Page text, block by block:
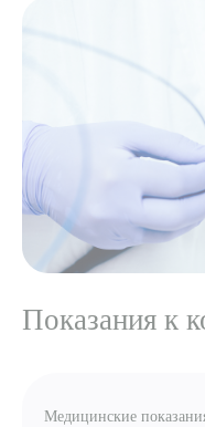
Показания к
Медицинские
Я даю согласие на
Выберите